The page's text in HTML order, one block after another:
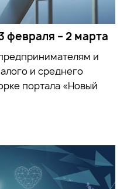
февраля – 2 марта
и
и среднего
портала «Новый